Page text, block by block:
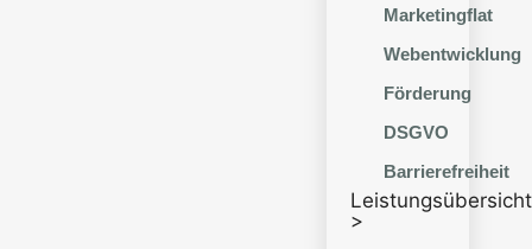
Marketingflat
Webentwicklung
Förderung
DSGVO
Barrierefreiheit
Leistungsübersicht
>